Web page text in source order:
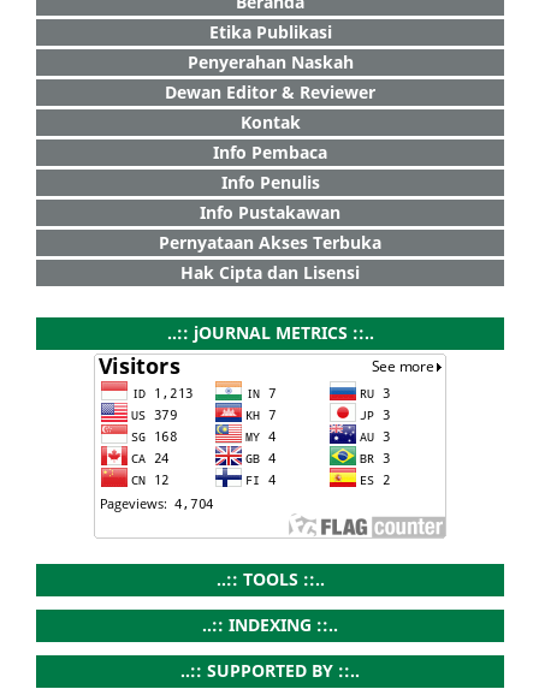
Etika Publikasi
Penyerahan Naskah
Dewan Editor & Reviewer
Kontak
Info Pembaca
Info Penulis
Info Pustakawan
Pernyataan Akses Terbuka
Hak Cipta dan Lisensi
..:: jOURNAL METRICS ::..
..:: TOOLS ::..
..:: INDEXING ::..
..:: SUPPORTED BY ::..